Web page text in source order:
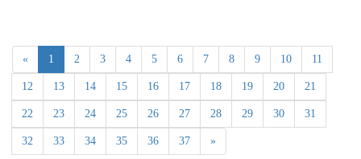
« 1 2 3 4 5 6 7 8 9 10 11
12 13 14 15 16 17 18 19 20 21
22 23 24 25 26 27 28 29 30 31
32 33 34 35 36 37 »